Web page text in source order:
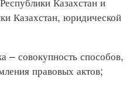
Казахстан, юридической
совокупность способов,
правовых актов;